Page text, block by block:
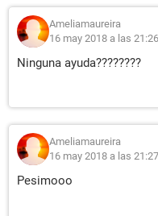
Ameliamaureira
16 may 2018 a las 21:26
Ninguna ayuda????????
Ameliamaureira
16 may 2018 a las 21:27
Pesimooo